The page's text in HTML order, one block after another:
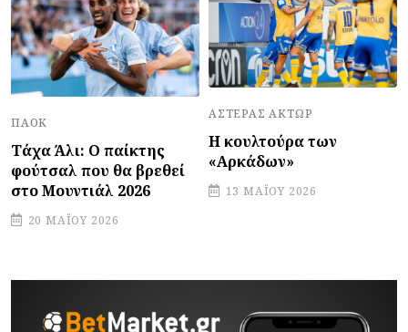
ΠΑΟΚ
Τάχα Άλι: Ο παίκτης
φούτσαλ που θα βρεθεί
στο Μουντιάλ 2026
20 ΜΑΪ́ΟΥ 2026
ΑΣΤΈΡΑΣ ΆΚΤΩΡ
Η κουλτούρα των
«Αρκάδων»
13 ΜΑΪ́ΟΥ 2026